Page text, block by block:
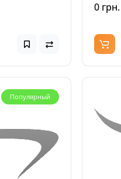
0 грн.
Популярный